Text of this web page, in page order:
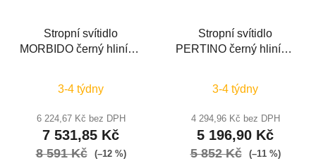
Stropní svítidlo
MORBIDO černý hliník a
dálkového ovládání
NOVA LUCE
3-4 týdny
6 224,67 Kč bez DPH
7 531,85 Kč
8 591 Kč (–12 %)
Stropní svítidlo
PERTINO černý hliník a
- NOVA LUCE
3-4 týdny
4 294,96 Kč bez DPH
5 196,90 Kč
5 852 Kč (–11 %)